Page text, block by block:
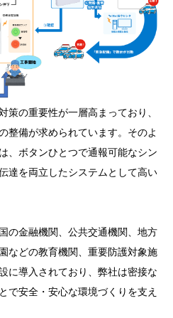
の重要性が一層高まっており、
整備が求められています。そのよ
、ボタンひとつで通報可能なシン
達を両立したシステムとして高い
の金融機関、公共交通機関、地方
などの教育機関、重要防護対象施
に導入されており、弊社は密接な
で安全・安心な環境づくりを支え